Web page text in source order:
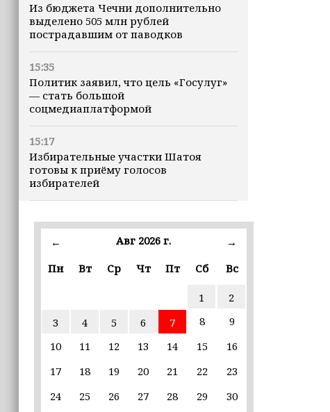
Из бюджета Чечни дополнительно
выделено 505 млн рублей
пострадавшим от паводков
15:35
Политик заявил, что цель «Госулуг»
— стать большой
соцмедиаплатформой
15:17
Избирательные участки Шатоя
готовы к приёму голосов
избирателей
Турция, Саудовская Аравия и
Пакистан подписали «Мекканское
Кадыров: сдача в плен становится
для многих военнослужащих ВСУ
единственной альтернативой гибели
(+видео)
14:44
Ахмат Кадыров удостоен звания
← Авг 2026 г.
→
Пн
Вт Ср Чт Пт Сб Вс
1
2
3
4 5 6 7 8
9
10
11 12 13 14 15
16
17
18 19 20 21 22
23
24
25 26 27 28 29
30